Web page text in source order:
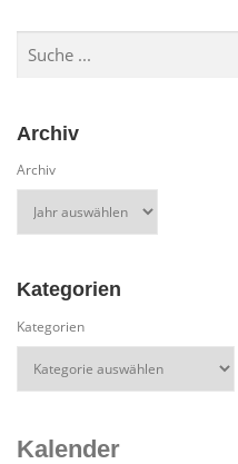
Archiv
Archiv
Kategorien
Kategorien
Kalender